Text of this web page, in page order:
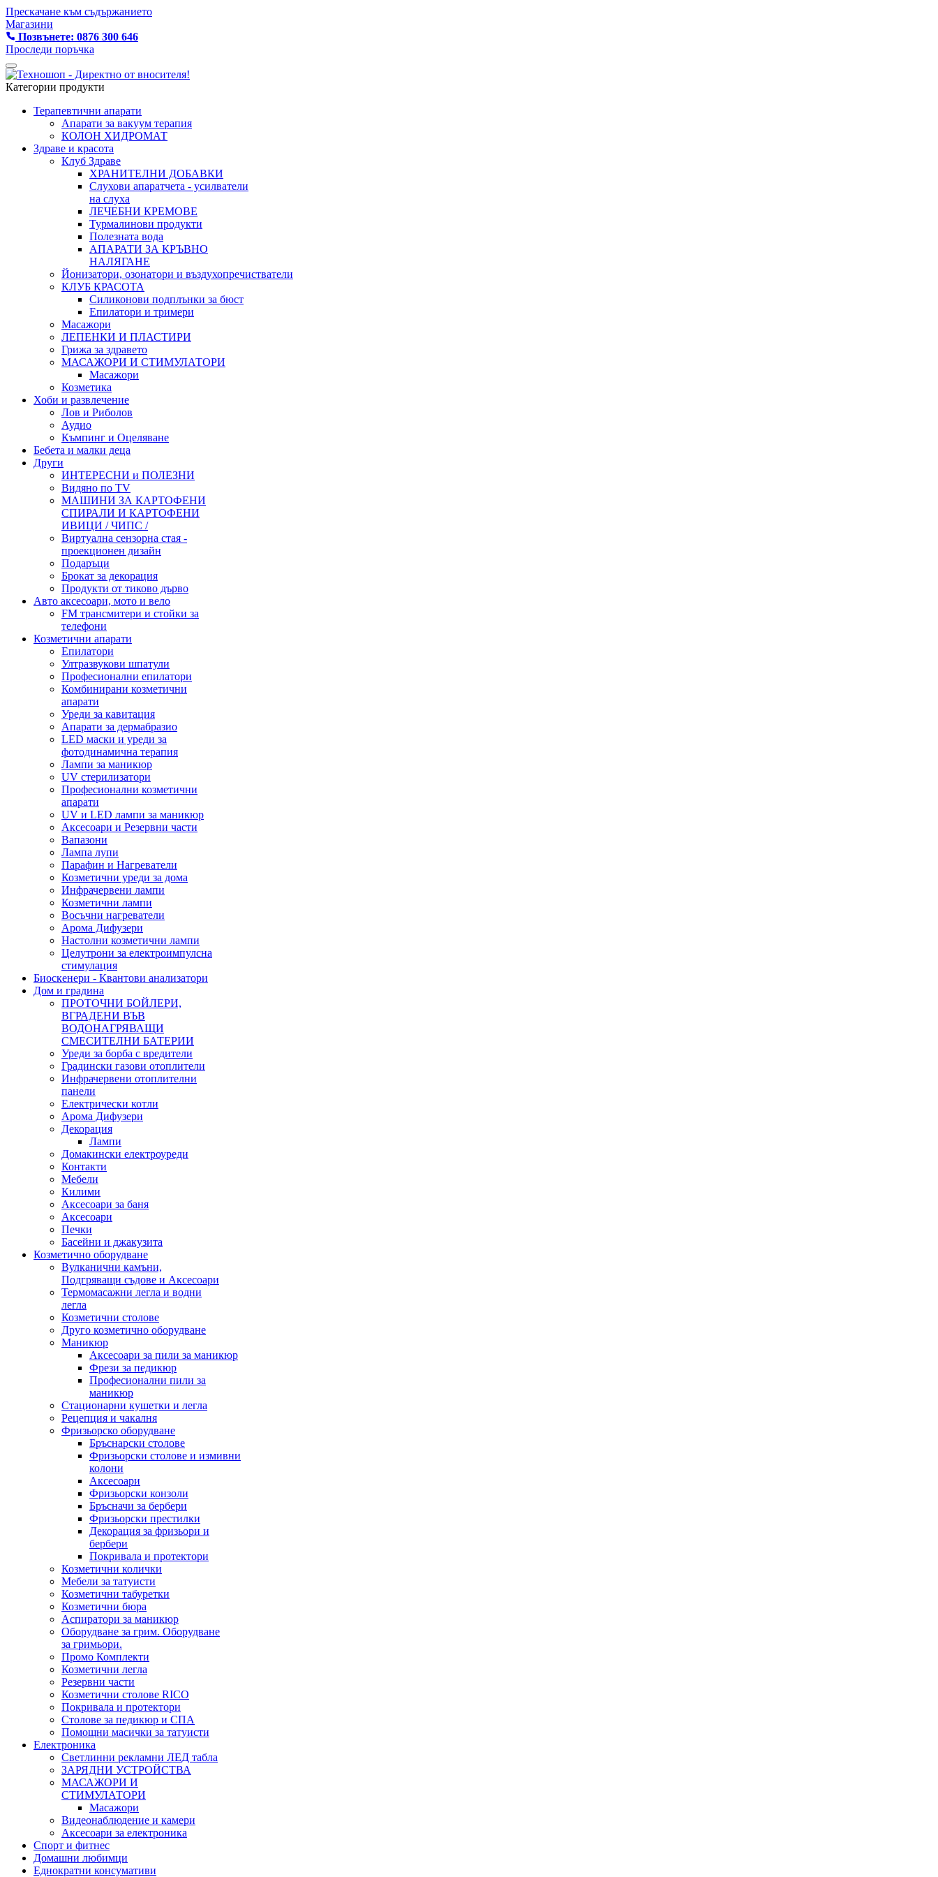
Прескачане към съдържанието
Магазини
Позвънете: 0876 300 646
Проследи поръчка
Категории продукти
Терапевтични апарати
Апарати за вакуум терапия
КОЛОН ХИДРОМАТ
Здраве и красота
Клуб Здраве
ХРАНИТЕЛНИ ДОБАВКИ
Слухови апаратчета - усилватели
на слуха
ЛЕЧЕБНИ КРЕМОВЕ
Турмалинови продукти
Полезната вода
АПАРАТИ ЗА КРЪВНО
НАЛЯГАНЕ
Йонизатори, озонатори и въздухопречистватели
КЛУБ КРАСОТА
Силиконови подплънки за бюст
Епилатори и тримери
Масажори
ЛЕПЕНКИ И ПЛАСТИРИ
Грижа за здравето
МАСАЖОРИ И СТИМУЛАТОРИ
Масажори
Козметика
Хоби и развлечение
Лов и Риболов
Аудио
Къмпинг и Оцеляване
Бебета и малки деца
Други
ИНТЕРЕСНИ и ПОЛЕЗНИ
Видяно по TV
МАШИНИ ЗА КАРТОФЕНИ
СПИРАЛИ И КАРТОФЕНИ
ИВИЦИ / ЧИПС /
Виртуална сензорна стая -
проекционен дизайн
Подаръци
Брокат за декорация
Продукти от тиково дърво
Авто аксесоари, мото и вело
FM трансмитери и стойки за
телефони
Козметични апарати
Епилатори
Ултразвукови шпатули
Професионални епилатори
Комбинирани козметични
апарати
Уреди за кавитация
Апарати за дермабразио
LED маски и уреди за
фотодинамична терапия
Лампи за маникюр
UV стерилизатори
Професионални козметични
апарати
UV и LED лампи за маникюр
Аксесоари и Резервни части
Вапазони
Лампа лупи
Парафин и Нагреватели
Козметични уреди за дома
Инфрачервени лампи
Козметични лампи
Восъчни нагреватели
Арома Дифузери
Настолни козметични лампи
Целутрони за електроимпулсна
стимулация
Биоскенери - Квантови анализатори
Дом и градина
ПРОТОЧНИ БОЙЛЕРИ,
ВГРАДЕНИ ВЪВ
ВОДОНАГРЯВАЩИ
СМЕСИТЕЛНИ БАТЕРИИ
Уреди за борба с вредители
Градински газови отоплители
Инфрачервени отоплителни
панели
Електрически котли
Арома Дифузери
Декорация
Лампи
Домакински електроуреди
Контакти
Мебели
Килими
Аксесоари за баня
Аксесоари
Печки
Басейни и джакузита
Козметично оборудване
Вулканични камъни,
Подгряващи съдове и Аксесоари
Термомасажни легла и водни
легла
Козметични столове
Друго козметично оборудване
Маникюр
Аксесоари за пили за маникюр
Фрези за педикюр
Професионални пили за
маникюр
Стационарни кушетки и легла
Рецепция и чакалня
Фризьорско оборудване
Бръснарски столове
Фризьорски столове и измивни
колони
Аксесоари
Фризьорски конзоли
Бръсначи за бербери
Фризьорски престилки
Декорация за фризьори и
бербери
Покривала и протектори
Козметични колички
Мебели за татуисти
Козметични табуретки
Козметични бюра
Аспиратори за маникюр
Оборудване за грим. Оборудване
за гримьори.
Промо Комплекти
Козметични легла
Резервни части
Козметични столове RICO
Покривала и протектори
Столове за педикюр и СПА
Помощни масички за татуисти
Електроника
Светлинни рекламни ЛЕД табла
ЗАРЯДНИ УСТРОЙСТВА
МАСАЖОРИ И
СТИМУЛАТОРИ
Масажори
Видеонаблюдение и камери
Аксесоари за електроника
Спорт и фитнес
Домашни любимци
Еднократни консумативи